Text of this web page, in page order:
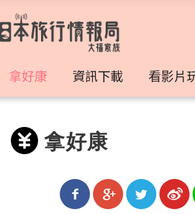
拿好康 資訊下載 看影片
拿好康